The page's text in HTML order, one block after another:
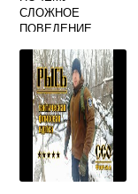
СЛОЖНОЕ
ПОВЕДЕНИЕ
ПЧЕЛ НЕЛЬЗЯ
НАЗВАТЬ ТРУДОМ
В ЧЕМ
ЗАКЛЮЧАЕТСЯ